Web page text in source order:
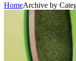
HomeArchive by